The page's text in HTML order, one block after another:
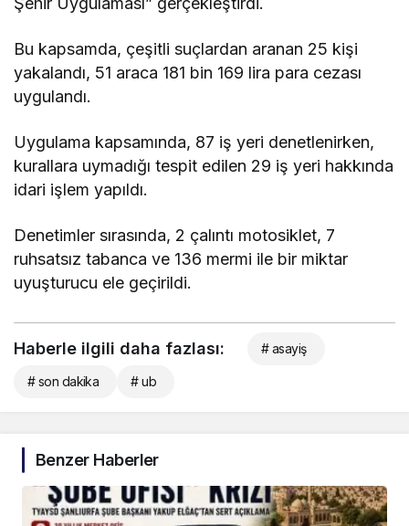
Bu kapsamda, çeşitli suçlardan aranan 25 kişi
yakalandı, 51 araca 181 bin 169 lira para cezası
uygulandı.
Uygulama kapsamında, 87 iş yeri denetlenirken,
kurallara uymadığı tespit edilen 29 iş yeri hakkında
idari işlem yapıldı.
Denetimler sırasında, 2 çalıntı motosiklet, 7
ruhsatsız tabanca ve 136 mermi ile bir miktar
uyuşturucu ele geçirildi.
Haberle ilgili daha fazlası: # asayiş
# son dakika # ub
Benzer Haberler